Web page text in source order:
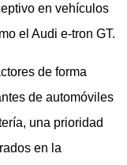
en vehículos
el
Audi e-tron GT.
de forma
de automóviles
una prioridad
en la